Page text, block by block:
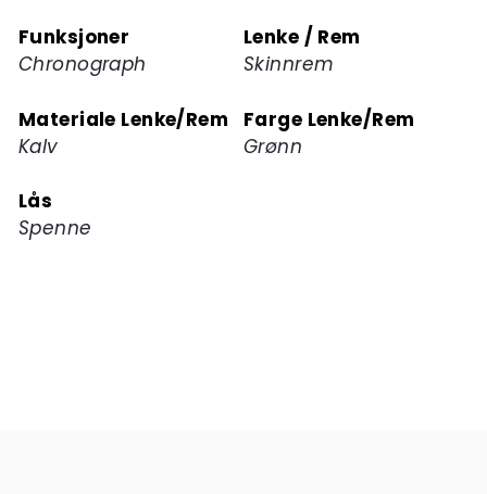
Funksjoner
Chronograph
Lenke / Rem
Skinnrem
Materiale Lenke/Rem
Kalv
Farge Lenke/Rem
Grønn
Lås
Spenne